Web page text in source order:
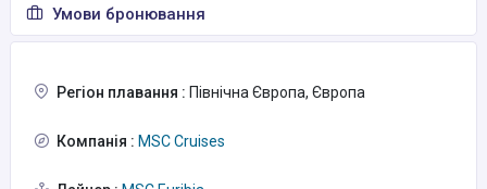
Умови бронювання
Регіон плавання : Північна Європа, Європа
Компанія : MSC Cruises